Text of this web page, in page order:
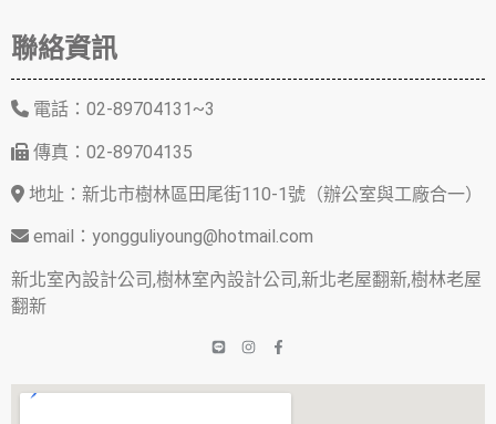
聯絡資訊
電話：02-89704131~3
傳真：02-89704135
地址：新北市樹林區田尾街110-1號（辦公室與工廠合一）
email：yongguliyoung@hotmail.com
新北室內設計公司,樹林室內設計公司,新北老屋翻新,樹林老屋
翻新